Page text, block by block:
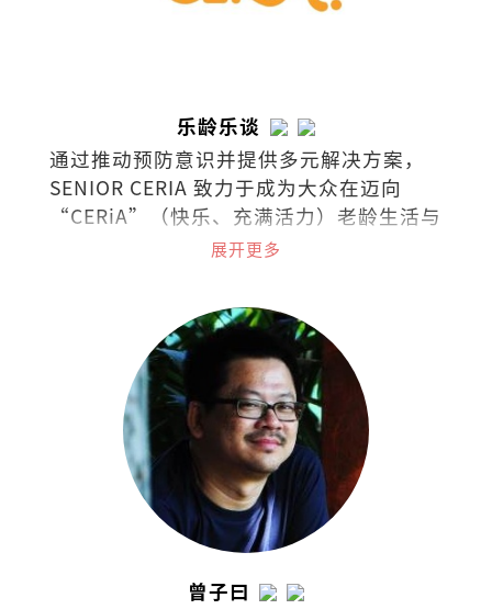
乐龄乐谈
通过推动预防意识并提供多元解决方案，
SENIOR CERIA 致力于成为大众在迈向
“CERiA”（快乐、充满活力）老龄生活与
照护之路上的伙伴。展开更多
曾子曰